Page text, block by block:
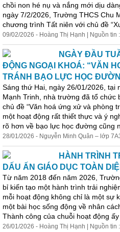
chồi non hé nụ và nắng mới dịu
ngày 7/2/2026, Trường THCS Chu
chương trình Tất niên với chủ đề
09/02/2026 - Hoàng Thị Hạnh | Nguồn tin
NGÀY ĐẦU
ĐỘNG NGOẠI KHOÁ: “VĂN
TRÁNH BẠO LỰC HỌC
Sáng thứ Hai, ngày 26/01/2026, tại
Mạnh Trinh, nhà trường đã tổ chức
chủ đề “Văn hoá ứng xử và phòng
một hoạt động rất thiết thực và ý
rõ hơn về bạo lực học đường cũng
28/01/2026 - Nguyễn Minh Quân – lớp
HÀNH TRÌNH
DẤU ẤN GIÁO DỤC TOÀN
Từ năm 2018 đến năm 2026,
bỉ kiến tạo một hành trình trải
mỗi hoạt động không chỉ là một sự
một bài học sống động về nhân
Thành công của chuỗi hoạt động ấy
26/01/2026 - Hoàng Thị Hạnh | Nguồn tin